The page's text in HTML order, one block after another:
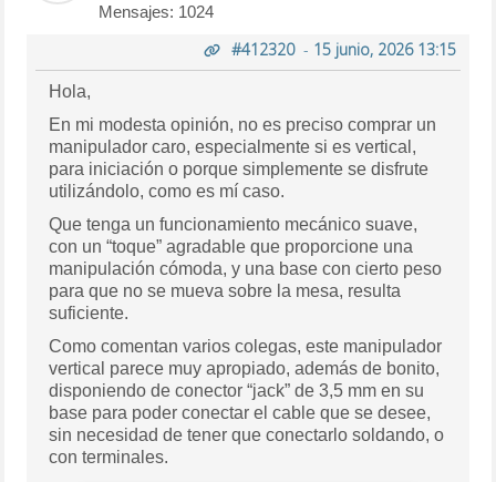
Mensajes: 1024
#412320- 15 junio, 2026 13:15
Hola,
En mi modesta opinión, no es preciso comprar un
manipulador caro, especialmente si es vertical,
para iniciación o porque simplemente se disfrute
utilizándolo, como es mí caso.
Que tenga un funcionamiento mecánico suave,
con un “toque” agradable que proporcione una
manipulación cómoda, y una base con cierto peso
para que no se mueva sobre la mesa, resulta
suficiente.
Como comentan varios colegas, este manipulador
vertical parece muy apropiado, además de bonito,
disponiendo de conector “jack” de 3,5 mm en su
base para poder conectar el cable que se desee,
sin necesidad de tener que conectarlo soldando, o
con terminales.